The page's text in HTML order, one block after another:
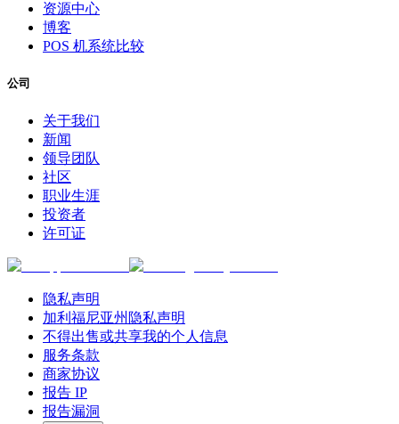
资源中心
博客
POS 机系统比较
公司
关于我们
新闻
领导团队
社区
职业生涯
投资者
许可证
隐私声明
加利福尼亚州隐私声明
不得出售或共享我的个人信息
服务条款
商家协议
报告 IP
报告漏洞